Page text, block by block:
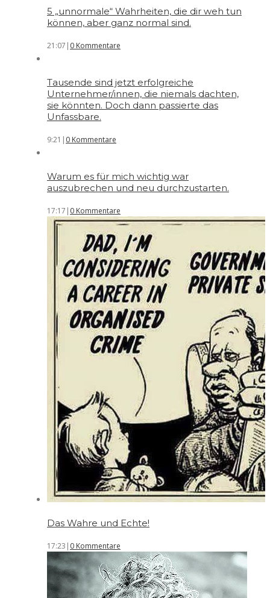
5 „unnormale“ Wahrheiten, die dir weh tun
können, aber ganz normal sind.
21:07 | 0 Kommentare
Tausende sind jetzt erfolgreiche
Unternehmer/innen, die niemals dachten,
sie könnten. Doch dann passierte das
Unfassbare.
9:21 | 0 Kommentare
Warum es für mich wichtig war
auszubrechen und neu durchzustarten.
17:17 | 0 Kommentare
Das Wahre und Echte!
17:23 | 0 Kommentare